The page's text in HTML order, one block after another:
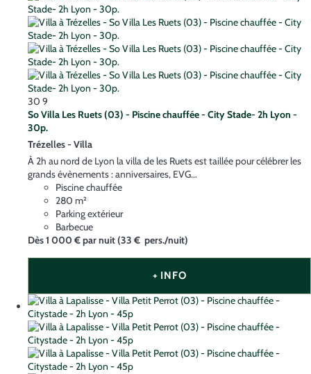
30 9
So Villa Les Ruets (03) - Piscine chauffée - City Stade- 2h Lyon -
30p.
Trézelles - Villa
À 2h au nord de Lyon la villa de les Ruets est taillée pour célébrer les
grands évènements : anniversaires, EVG...
Piscine chauffée
280 m²
Parking extérieur
Barbecue
Dès1 000 €par nuit(33 € pers./nuit)
+ INFO